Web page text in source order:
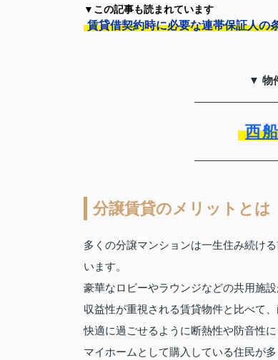
▼この記事も読まれています
賃貸借契約時に必要な連帯保証人の
▼ 物
西
分譲賃貸のメリットとは
多くの分譲マンションは一生住み続け
います。
豪華なロビーやラウンジなどの共用施
収益性が重視される賃貸物件と比べて
快適に過ごせるように断熱性や防音性
マイホームとして購入している住民が